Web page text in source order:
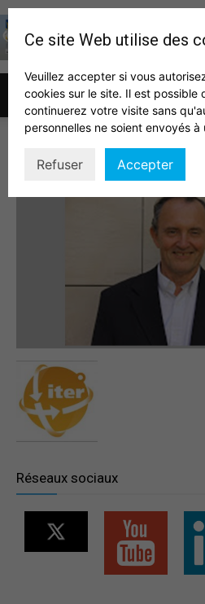
Paris
santos
Réseaux sociaux
Ce site Web utilise des
Veuillez accepter si vous
cookies sur le site. Il est possible
continuerez votre visite sans
personnelles ne soient envoyés
Refuser Accepter